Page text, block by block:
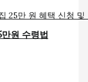
원 수령법